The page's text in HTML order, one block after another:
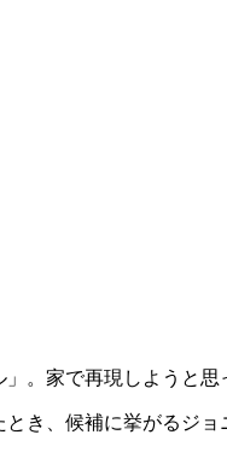
。家で再現しようと
き、候補に挙がるジ